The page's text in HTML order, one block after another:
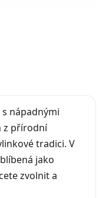
nápadnými
z přírodní
tradici. V
jako
zvolnit a